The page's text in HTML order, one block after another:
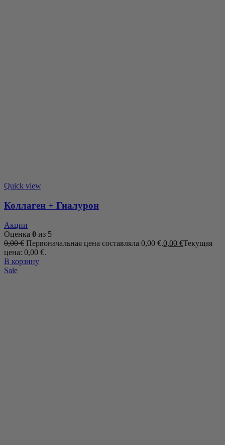
Quick view
Коллаген + Гиалурон
Акции
Оценка 0 из 5
0,00€ Первоначальная цена составляла 0,00 €.0,00 €Текущая
цена: 0,00 €.
В корзину
Sale